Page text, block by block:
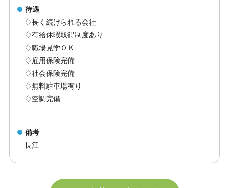
待遇
♢長く続けられる会社
♢有給休暇取得制度あり
♢職場見学ＯＫ
♢雇用保険完備
♢社会保険完備
♢無料駐車場有り
♢空調完備
備考
長江